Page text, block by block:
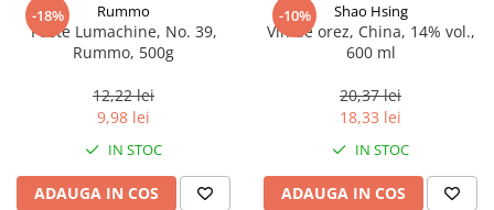
-18% Rummo
Paste Lumachine, No. 39,
Rummo, 500g
12,22 lei
9,98 lei
IN STOC
ADAUGA IN COS
-10% Shao Hsing
Vin de orez, China, 14% vol.,
600 ml
20,37 lei
18,33 lei
IN STOC
ADAUGA IN COS